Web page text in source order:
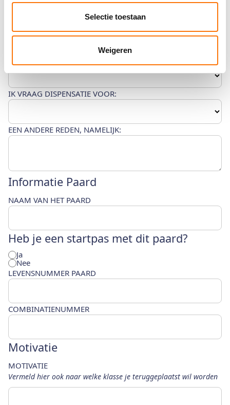
Selectie toestaan
Weigeren
IK VRAAG DISPENSATIE AAN VOOR DE VOLGENDE
IK VRAAG DISPENSATIE VOOR:
EEN ANDERE REDEN, NAMELIJK:
Informatie Paard
NAAM VAN HET PAARD
Heb je een startpas met dit paard?
Ja
Nee
LEVENSNUMMER PAARD
COMBINATIENUMMER
Motivatie
MOTIVATIE
Vermeld hier ook naar welke klasse je teruggeplaatst wil worden